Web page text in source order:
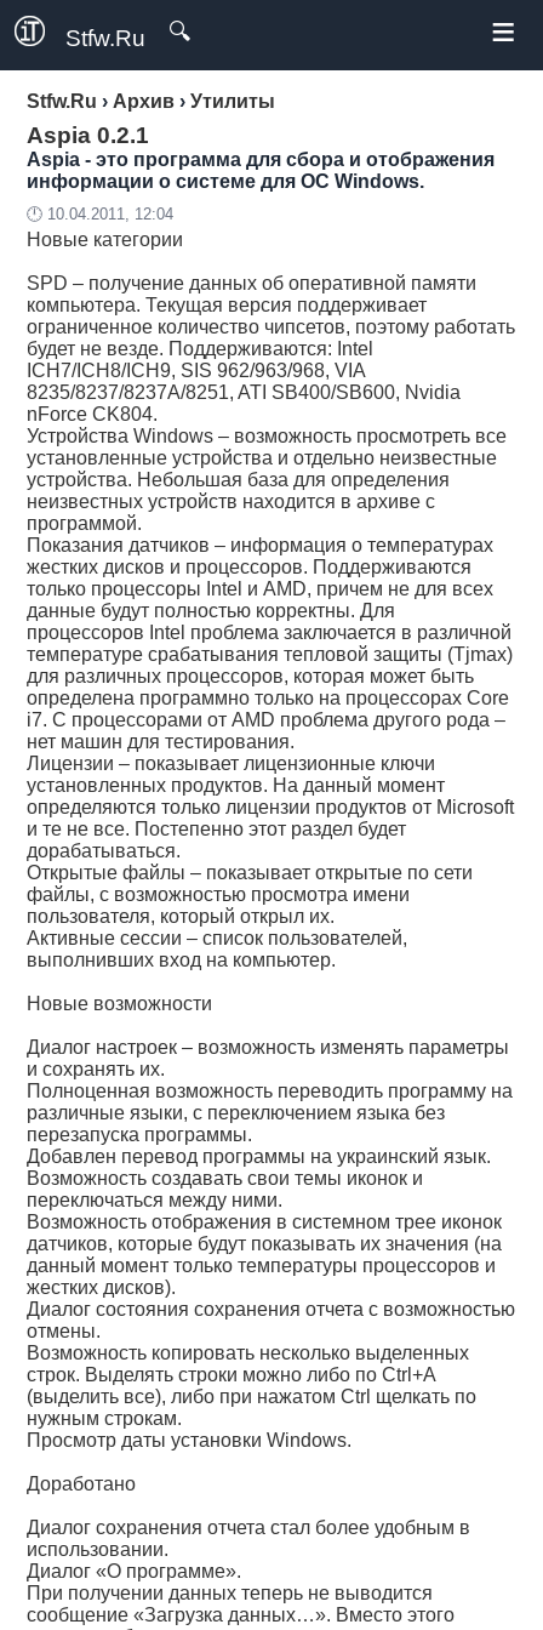
Stfw.Ru 🔍 ≡
Stfw.Ru › Архив ›Утилиты
Aspia 0.2.1
Aspia - это программа для сбора и отображения
информации о системе для ОС Windows.
🕛 10.04.2011, 12:04
Новые категории
SPD – получение данных об оперативной памяти
компьютера. Текущая версия поддерживает
ограниченное количество чипсетов, поэтому работать
будет не везде. Поддерживаются: Intel
ICH7/ICH8/ICH9, SIS 962/963/968, VIA
8235/8237/8237A/8251, ATI SB400/SB600, Nvidia
nForce CK804.
Устройства Windows – возможность просмотреть все
установленные устройства и отдельно неизвестные
устройства. Небольшая база для определения
неизвестных устройств находится в архиве с
программой.
Показания датчиков – информация о температурах
жестких дисков и процессоров. Поддерживаются
только процессоры Intel и AMD, причем не для всех
данные будут полностью корректны. Для
процессоров Intel проблема заключается в различной
температуре срабатывания тепловой защиты (Tjmax)
для различных процессоров, которая может быть
определена программно только на процессорах Core
i7. С процессорами от AMD проблема другого рода –
нет машин для тестирования.
Лицензии – показывает лицензионные ключи
установленных продуктов. На данный момент
определяются только лицензии продуктов от Microsoft
и те не все. Постепенно этот раздел будет
дорабатываться.
Открытые файлы – показывает открытые по сети
файлы, с возможностью просмотра имени
пользователя, который открыл их.
Активные сессии – список пользователей,
выполнивших вход на компьютер.
Новые возможности
Диалог настроек – возможность изменять параметры
и сохранять их.
Полноценная возможность переводить программу на
различные языки, с переключением языка без
перезапуска программы.
Добавлен перевод программы на украинский язык.
Возможность создавать свои темы иконок и
переключаться между ними.
Возможность отображения в системном трее иконок
датчиков, которые будут показывать их значения (на
данный момент только температуры процессоров и
жестких дисков).
Диалог состояния сохранения отчета с возможностью
отмены.
Возможность копировать несколько выделенных
строк. Выделять строки можно либо по Ctrl+A
(выделить все), либо при нажатом Ctrl щелкать по
нужным строкам.
Просмотр даты установки Windows.
Доработано
Диалог сохранения отчета стал более удобным в
использовании.
Диалог «О программе».
При получении данных теперь не выводится
сообщение «Загрузка данных…». Вместо этого